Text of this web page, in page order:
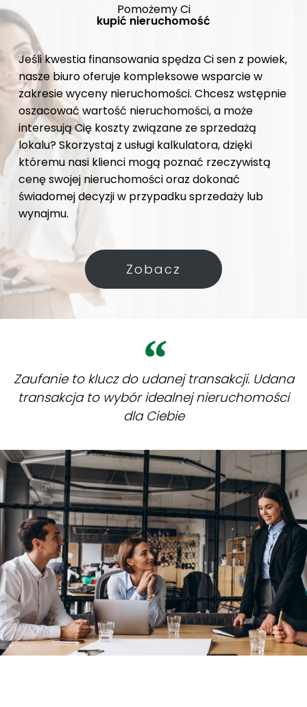
Pomożemy Ci
kupić nieruchomość
Jeśli kwestia finansowania spędza Ci sen z powiek,
nasze biuro oferuje kompleksowe wsparcie w
zakresie wyceny nieruchomości. Chcesz wstępnie
oszacować wartość nieruchomości, a może
interesują Cię koszty związane ze sprzedażą
lokalu? Skorzystaj z usługi kalkulatora, dzięki
któremu nasi klienci mogą poznać rzeczywistą
cenę swojej nieruchomości oraz dokonać
świadomej decyzji w przypadku sprzedaży lub
wynajmu.
Zobacz
Zaufanie to klucz do udanej transakcji. Udana
transakcja to wybór idealnej nieruchomości
dla Ciebie